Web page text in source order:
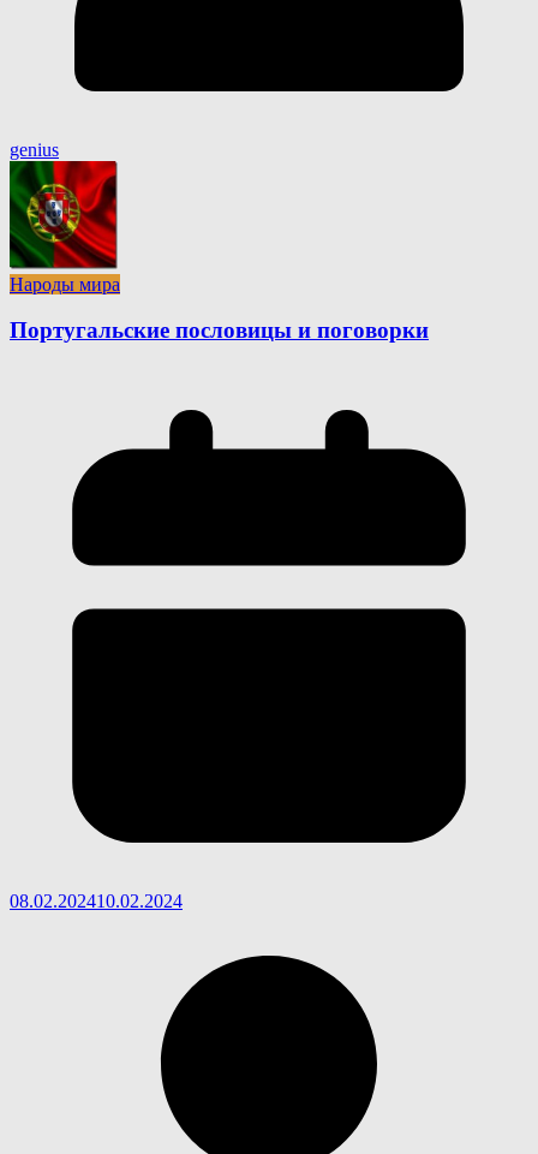
genius
Народы мира
Португальские пословицы и поговорки
08.02.202410.02.2024